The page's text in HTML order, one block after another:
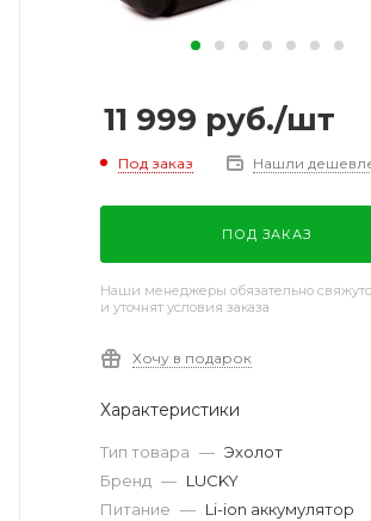
11 999 руб./шт
Под заказ Нашли
ПОД ЗАКАЗ
Наши менеджеры обязательно
и уточнят условия заказа
Хочу в подарок
Характеристики
Тип товара — Эхолот
Бренд — LUCKY
Питание — Li-ion аккумулятор